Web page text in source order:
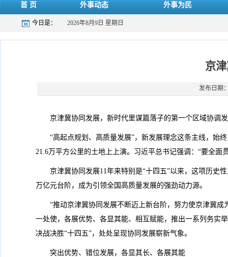
首 页 外事动态 外事为民
今日是： 2026年8月9日 星期日
京
发布日期
京津冀协同发展，新时代里谋篇落子的第一个区域协调
“高起点规划、高质量发展”，新发展理念这条主线，始
21.6万平方公里的土地上上演。习近平总书记强调：“要全
京津冀协同发展11年来特别是“十四五”以来，这项历史
万亿元台阶，成为引领全国高质量发展的强劲动力源。
“推动京津冀协同发展不断迈上新台阶，努力使京津冀
一处使，各展优势、各显其能、相互赋能，推出一系列务实
决战决胜“十四五”，处处呈现协同发展崭新气象。
突出优势、错位发展，各显其长、各展其能